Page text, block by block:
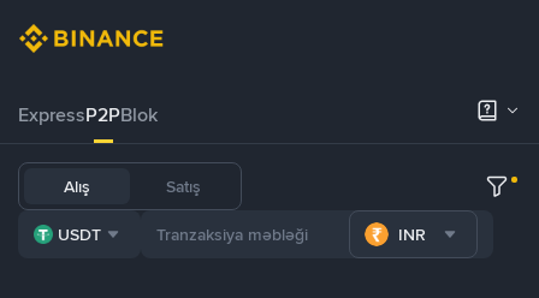
ExpressP2PBlok
Alış Satış
USDT INR